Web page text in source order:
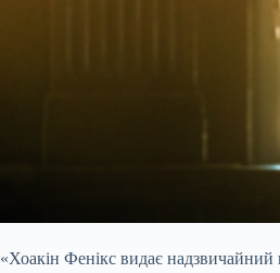
«Хоакін Фенікс видає надзвичайний